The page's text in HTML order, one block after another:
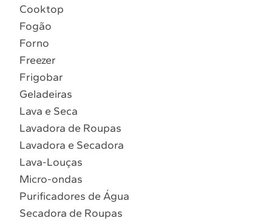
Localizar assistência técnica
8º Embutir
9º Lava Seca
Cooktop
Fogão
Forno
Freezer
Frigobar
Geladeiras
Lava e Seca
Lavadora de Roupas
Lavadora e Secadora
Lava-Louças
Micro-ondas
Purificadores de Água
Secadora de Roupas